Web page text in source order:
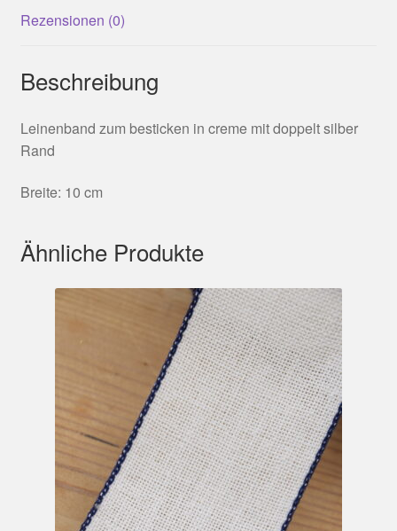
Rezensionen (0)
Beschreibung
Leinenband zum besticken in creme mit doppelt silber
Rand
Breite: 10 cm
Ähnliche Produkte